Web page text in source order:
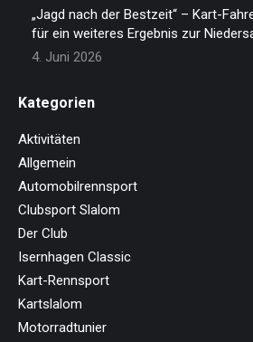
„Jagd nach der Bestzeit“ – Kart-
für ein weiteres Ergebnis zur
4. Juni 2026
Kategorien
Aktivitäten
Allgemein
Automobilrennsport
Clubsport Slalom
Der Club
Isernhagen Classic
Kart-Rennsport
Kartslalom
Motorradtunier